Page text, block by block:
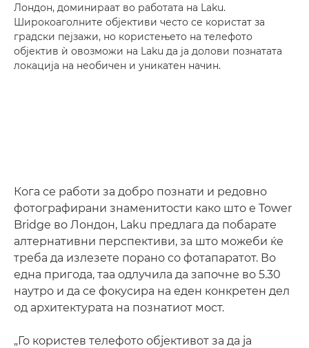
Лондон, доминираат во работата на Laku.
Широкоаголните објективи често се користат за
градски пејзажи, но користењето на телефото
објектив ѝ овозможи на Laku да ја долови познатата
локација на необичен и уникатен начин.
Кога се работи за добро познати и редовно
фотографирани знаменитости како што е Tower
Bridge во Лондон, Laku предлага да побарате
алтернативни перспективи, за што можеби ќе
треба да излезете порано со фотапаратот. Во
една пригода, таа одлучила да започне во 5.30
наутро и да се фокусира на еден конкретен дел
од архитектурата на познатиот мост.
„Го користев телефото објективот за да ја